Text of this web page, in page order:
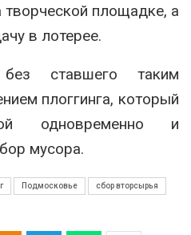
творческой площадке, а
в лотерее.
ставшего таким
плоггинга, который
одновременно и
мусора.
Подмосковье сбор вторсырья